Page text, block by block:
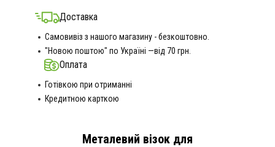
Доставка
Самовивіз з нашого магазину - безкоштовно.
"Новою поштою" по Україні —від 70 грн.
Оплата
Готівкою при отриманні
Кредитною карткою
Металевий візок для